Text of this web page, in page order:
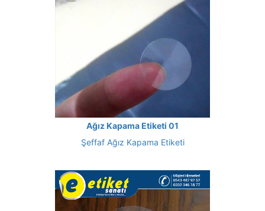
Ağız Kapama Etiketi 01
Şeffaf Ağız Kapama Etiketi